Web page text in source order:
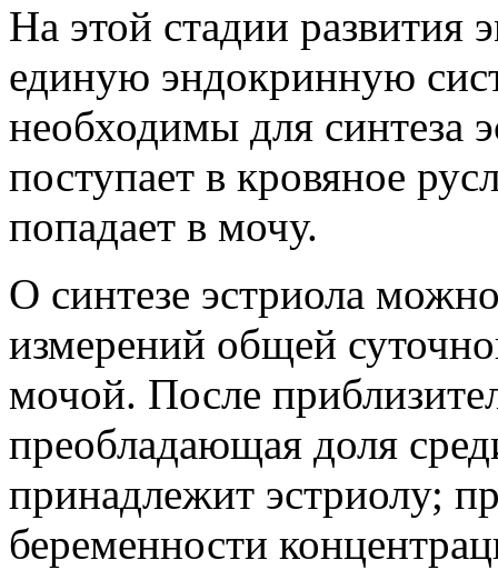
На этой стадии развития
единую эндокринную
необходимы для синтеза
поступает в кровяное
попадает в мочу.
О синтезе эстриола
измерений общей
мочой. После
преобладающая доля
принадлежит эстриолу;
беременности